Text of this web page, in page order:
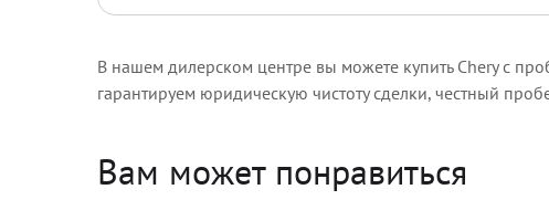
В нашем дилерском центре вы можете купить Chery с
гарантируем юридическую чистоту сделки, честный
Вам может понравиться